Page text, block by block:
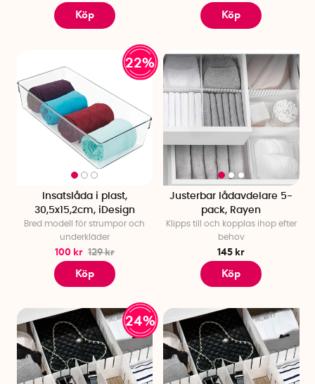
Köp Köp
22%
Insatslåda i plast,
30,5x15,2cm, iDesign
Bred modell för strumpor och
underkläder
100 kr 129 kr
Köp
Justerbar lådavdelare 5-
pack, Rayen
Klipps till och kopplas ihop efter
behov
145 kr
Köp
24%